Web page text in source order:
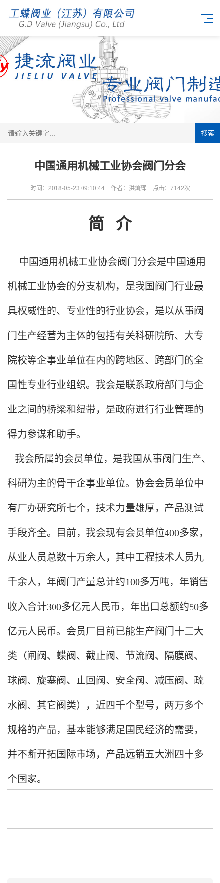
搜索
中国通用机械工业协会阀门分会
时间：2018-05-23 09:10:44 作者：洪灿辉 点击： 7142次
简 介
中国通用机械工业协会阀门分会是中国通用
机械工业协会的分支机构，是我国阀门行业最
具权威性的、专业性的行业协会，是以从事阀
门生产经营为主体的包括有关科研院所、大专
院校等企事业单位在内的跨地区、跨部门的全
国性专业行业组织。我会是联系政府部门与企
业之间的桥梁和纽带，是政府进行行业管理的
得力参谋和助手。
我会所属的会员单位，是我国从事阀门生产、
科研为主的骨干企事业单位。协会会员单位中
有厂办研究所七个，技术力量雄厚，产品测试
手段齐全。目前，我会现有会员单位400多家，
从业人员总数十万余人，其中工程技术人员九
千余人，年阀门产量总计约100多万吨，年销售
收入合计300多亿元人民币，年出口总额约50多
亿元人民币。会员厂目前已能生产阀门十二大
类（闸阀、蝶阀、截止阀、节流阀、隔膜阀、
球阀、旋塞阀、止回阀、安全阀、减压阀、疏
水阀、其它阀类），近四千个型号，两万多个
规格的产品，基本能够满足国民经济的需要，
并不断开拓国际市场，产品远销五大洲四十多
个国家。